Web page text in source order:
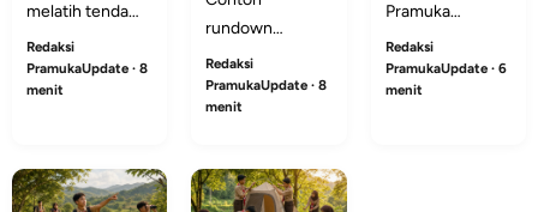
Sederhana
Sekolah
melatih tenda
dan bivak
sederhana
Pramuka di
terampil,
Redaksi
PramukaUpdate · 8
menit
Sabtu Minggu
Penggalang
rundown
Persami Sabtu
Minggu untuk
Pramuka
lengkap dengan
alur kegiatan,
Redaksi
PramukaUpdate · 8
menit
Penggalang
Pramuka
Penggalang
melatih
kemandirian,
Redaksi
PramukaUpdate · 6
menit